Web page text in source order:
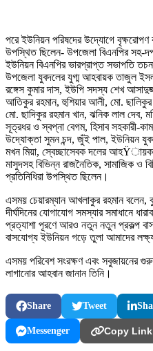
পরে ইউনিয়ন পরিষদের উদ্যোগে বৃক্ষরোপণ
উপস্থিত ছিলেন- উপজেলা বিএনপির সহ-
ইউনিয়ন বিএনপির ভারপ্রাপ্ত সভাপতি
উপজেলা যুবদলের যুগ্ম আহবায়ক তাজুল
রঙ্গেস কুমার দাস, ইউপি সদস্য শেখ
আতিকুর রহমান, হুশিয়ার আলী, মো.
মো. ছাদিকুর রহমান খান, ঝনিক লাল দেব,
সূত্রধর ও স্বপ্না বেগম, হিসাব সহকারী-
উদ্যোক্তা সুমন চন্দ, জুঁই পাল, ইউনিয়ন
মখন মিয়া, স্বেচ্ছাসেবক দলের
মাসুদসহ বিভিন্ন রাজনৈতিক, সামাজিক ও
প্রতিনিধিরা উপস্থিত ছিলেন।
এসময় চেয়ারম্যান আখলাকুর রহমান বলেন,
দীর্ঘদিনের যোগাযোগ সমস্যার সমাধানে
প্রত্যাশা পূরণে আরও নতুন নতুন প্রকল্প
বাসযোগ্য ইউনিয়ন গড়ে তুলা আমাদের
এসময় পরিবেশ সংরক্ষণ এবং সবুজায়নের
লাগানোর আহবান জানান তিনি।
Share Tweet
Messenger Copy Link